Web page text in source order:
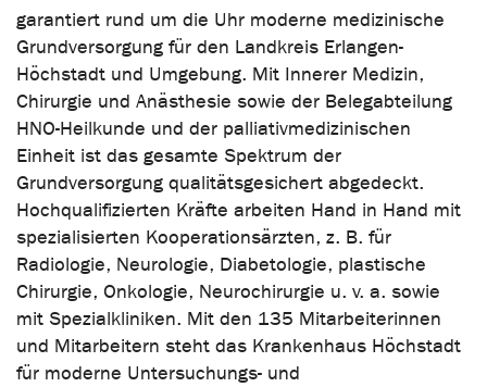
garantiert rund um die Uhr moderne medizinische
Grundversorgung für den Landkreis Erlangen-
Höchstadt und Umgebung. Mit Innerer Medizin,
Chirurgie und Anästhesie sowie der Belegabteilung
HNO-Heilkunde und der palliativmedizinischen
Einheit ist das gesamte Spektrum der
Grundversorgung qualitätsgesichert abgedeckt.
Hochqualifizierten Kräfte arbeiten Hand in Hand mit
spezialisierten Kooperationsärzten, z. B. für
Radiologie, Neurologie, Diabetologie, plastische
Chirurgie, Onkologie, Neurochirurgie u. v. a. sowie
mit Spezialkliniken. Mit den 135 Mitarbeiterinnen
und Mitarbeitern steht das Krankenhaus Höchstadt
für moderne Untersuchungs- und